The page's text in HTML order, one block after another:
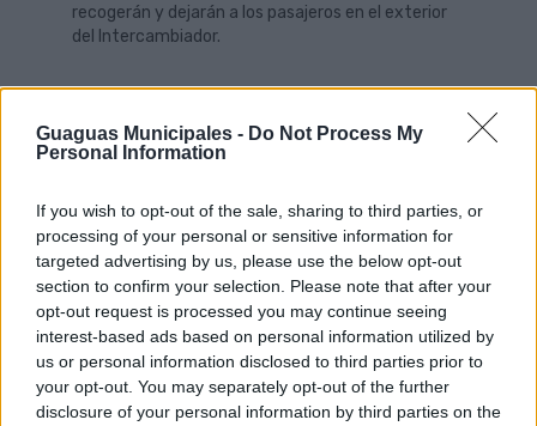
Guaguas Municipales - Do Not Process My
Personal Information
If you wish to opt-out of the sale, sharing to third parties, or
processing of your personal or sensitive information for
targeted advertising by us, please use the below opt-out
section to confirm your selection. Please note that after your
opt-out request is processed you may continue seeing
interest-based ads based on personal information utilized by
us or personal information disclosed to third parties prior to
your opt-out. You may separately opt-out of the further
disclosure of your personal information by third parties on the
recogerán y dejarán a los pasajeros en el exterior
del Intercambiador.
Guaguas Municipales patrocina
arranca la nueva temporada del
Teatro Cuyás
26/09/2018
La empresa Guaguas Municipales patrocina ‘Moby Dick’,
obra de Herman Melville adaptada por Juan Cavestany,
dirigida por Andrés Lima y protagonizada por José María
Pou y con la que este fin de semana (viernes y sábado a
las 20.30 horas) arranca la nueva temporada del Teatro